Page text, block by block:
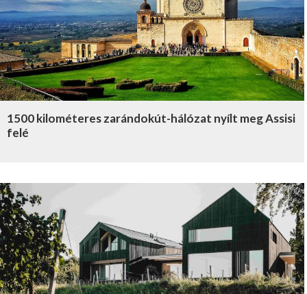
1500 kilométeres zarándokút-hálózat nyílt meg Assisi
felé